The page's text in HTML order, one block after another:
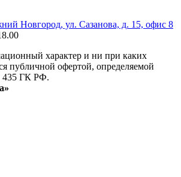
Новгород, ул. Сазанова, д. 15, офис 8
характер и ни при каких
публичной офертой, определяемой
435 ГК РФ.